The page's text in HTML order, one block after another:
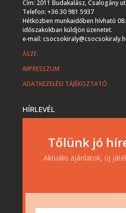
Cím: 2011 Budakalász, Csalogány
Telefon: +36 30 981 5937
Hétközben munkaidőben hívható
időszakokban küldjön üzenetet.
e-mail:
ÁSZF.
IMPRESSZUM
ADATKEZELÉSI TÁJÉKOZTATÓ
HÍRLEVÉL
Tőlünk jó
Aktuális ajánlatok, új